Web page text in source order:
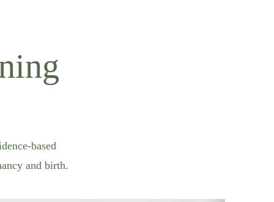
based
and birth.